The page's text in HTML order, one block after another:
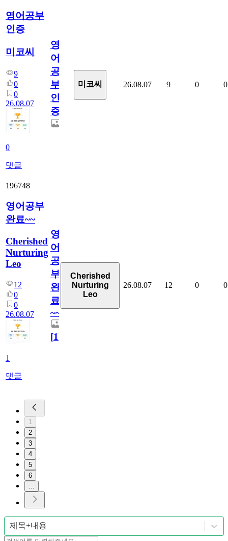
영어공부
인증
미코씨
9
0
0
26.08.07
0
댓글
영
어
공
부
인
증
미코씨 26.08.07 9 0 0
196748
영어공부
완료~~
Cherished
Nurturing
Leo
12
0
0
26.08.07
1
댓글
영
어
공
부
완
료
~~
[1]
Cherished
Nurturing
Leo
26.08.07 12 0 0
1
2
3
4
5
6
제목+내용